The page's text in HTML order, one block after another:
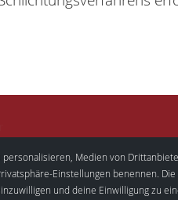
Medien von
Einstellungen benennen.
und deine Einwilligung zu